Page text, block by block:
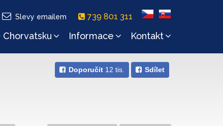
Slevy emailem 739 801 311
Chorvatsku Informace Kontakt
Doporučit 12 tis. Sdílet